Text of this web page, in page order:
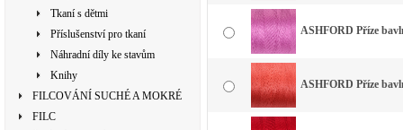
Tkaní s dětmi
Příslušenství pro tkaní
Náhradní díly ke stavům
Knihy
FILCOVÁNÍ SUCHÉ A MOKRÉ
FILC
ASHFORD Příze
ASHFORD Příze